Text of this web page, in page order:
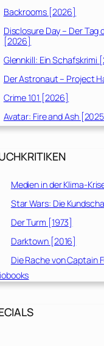
Backrooms [2026]
Disclosure Day – Der Tag
[2026]
Glennkill: Ein Schafskrimi
Der Astronaut – Project
Crime 101 [2026]
Avatar: Fire and Ash [2025]
Medien in der Klima-
Star Wars: Die
Der Turm [1973]
Darktown [2016]
Die Rache von Captain